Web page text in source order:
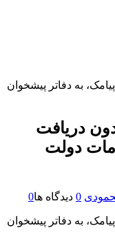
دریافت
دولت
0 دیدگاه ها0
به دفاتر پیشخوان